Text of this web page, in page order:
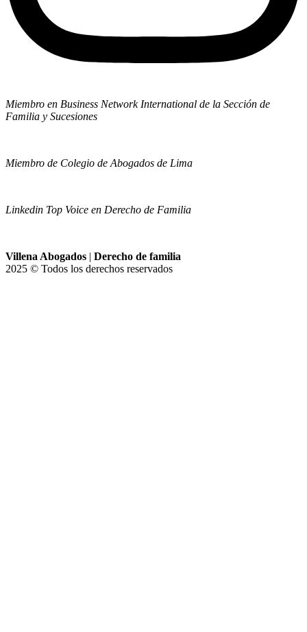
Miembro en Business Network International de la Sección de
Familia y Sucesiones
Miembro de Colegio de Abogados de Lima
Linkedin Top Voice en Derecho de Familia
Villena Abogados | Derecho de familia
2025 © Todos los derechos reservados